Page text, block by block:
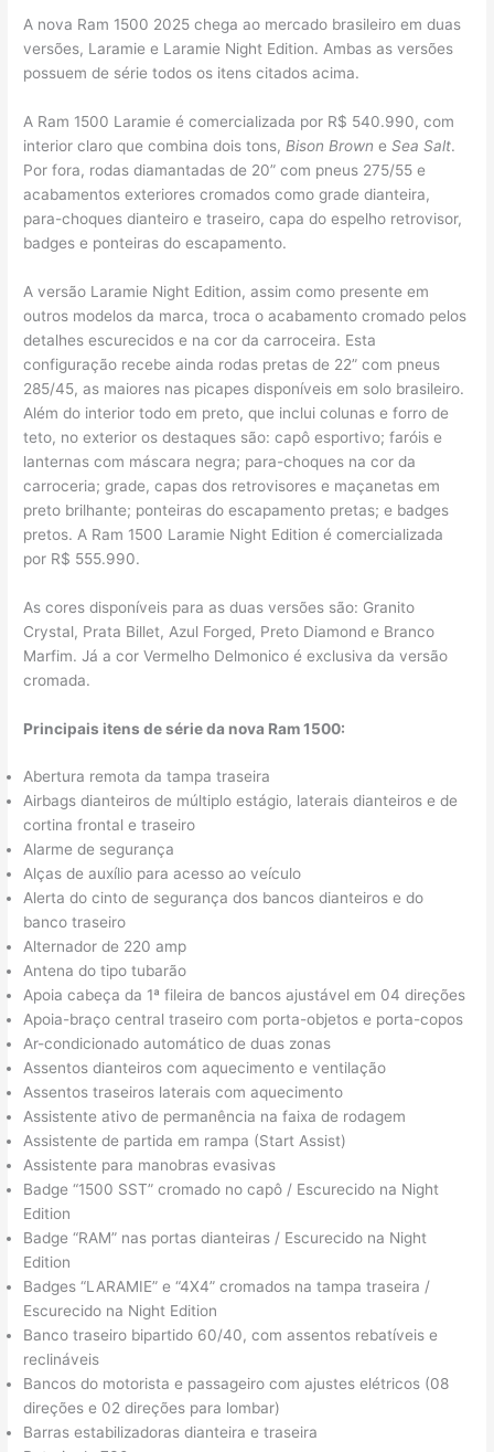
A nova Ram 1500 2025 chega ao mercado brasileiro em duas
versões, Laramie e Laramie Night Edition. Ambas as versões
possuem de série todos os itens citados acima.
A Ram 1500 Laramie é comercializada por R$ 540.990, com
interior claro que combina dois tons, Bison Brown eSea Salt.
Por fora, rodas diamantadas de 20” com pneus 275/55 e
acabamentos exteriores cromados como grade dianteira,
para-choques dianteiro e traseiro, capa do espelho retrovisor,
badges e ponteiras do escapamento.​
A versão Laramie Night Edition, assim como presente em
outros modelos da marca, troca o acabamento cromado pelos
detalhes escurecidos e na cor da carroceira. Esta
configuração recebe ainda rodas pretas de 22” com pneus
285/45, as maiores nas picapes disponíveis em solo brasileiro.
Além do interior todo em preto, que inclui colunas e forro de
teto, no exterior os destaques são: capô esportivo; faróis e
lanternas com máscara negra; para-choques na cor da
carroceria; grade, capas dos retrovisores e maçanetas em
preto brilhante; ponteiras do escapamento pretas; e badges
pretos.​ A Ram 1500 Laramie Night Edition é comercializada
por R$ 555.990.
As cores disponíveis para as duas versões são: Granito
Crystal, Prata Billet, Azul Forged, Preto Diamond​ e Branco
Marfim. Já a cor Vermelho Delmonico é exclusiva da versão
cromada.
Principais itens de série da nova Ram 1500:
Abertura remota da tampa traseira
Airbags dianteiros de múltiplo estágio, laterais dianteiros e de
cortina frontal e traseiro
Alarme de segurança
Alças de auxílio para acesso ao veículo
Alerta do cinto de segurança dos bancos dianteiros e do
banco traseiro
Alternador de 220 amp
Antena do tipo tubarão
Apoia cabeça da 1ª fileira de bancos ajustável em 04 direções
Apoia-braço central traseiro com porta-objetos e porta-copos
Ar-condicionado automático de duas zonas
Assentos dianteiros com aquecimento e ventilação
Assentos traseiros laterais com aquecimento
Assistente ativo de permanência na faixa de rodagem
Assistente de partida em rampa (Start Assist)
Assistente para manobras evasivas
Badge “1500 SST” cromado no capô / Escurecido na Night
Edition
Badge “RAM” nas portas dianteiras / Escurecido na Night
Edition
Badges “LARAMIE” e “4X4” cromados na tampa traseira /
Escurecido na Night Edition
Banco traseiro bipartido 60/40, com assentos rebatíveis e
reclináveis
Bancos do motorista e passageiro com ajustes elétricos (08
direções e 02 direções para lombar)
Barras estabilizadoras dianteira e traseira